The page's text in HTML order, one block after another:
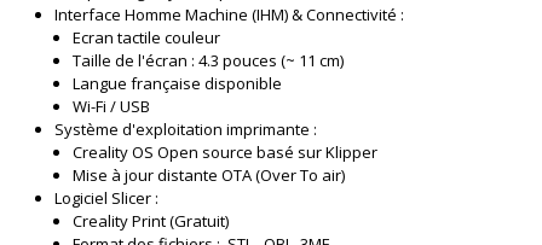
Interface Homme Machine (IHM) & Connectivité :
Ecran tactile couleur
Taille de l'écran : 4.3 pouces (~ 11 cm)
Langue française disponible
Wi-Fi / USB
Système d'exploitation imprimante :
Creality OS Open source basé sur Klipper
Mise à jour distante OTA (Over To air)
Logiciel Slicer :
Creality Print (Gratuit)